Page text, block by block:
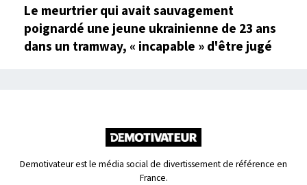
Le meurtrier qui avait sauvagement
poignardé une jeune ukrainienne de 23 ans
dans un tramway, « incapable » d'être jugé
Demotivateur est le média social de divertissement de référence en
France.